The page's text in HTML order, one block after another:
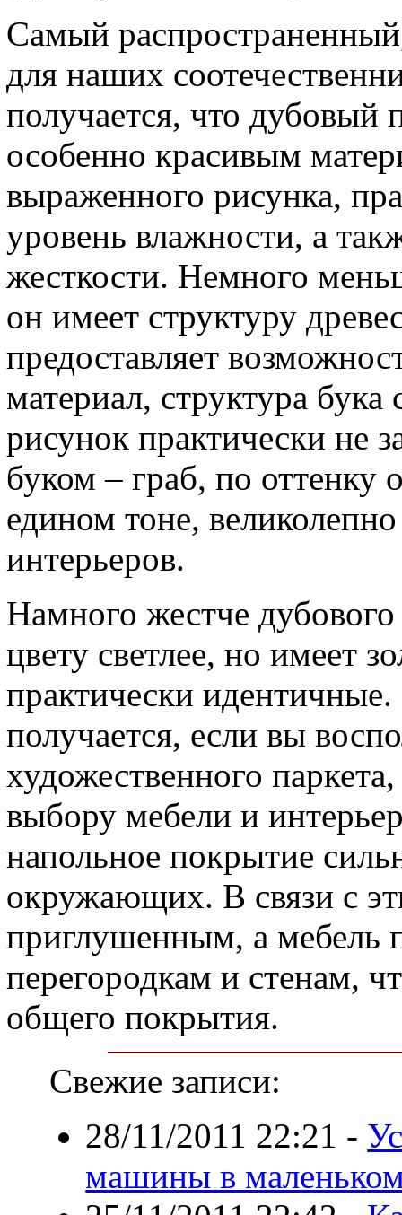
Самый
для наших
получается, что дубовый
особенно красивым
выраженного рисунка,
уровень влажности, а
жесткости. Немного
он имеет структуру
предоставляет
материал, структура бука
рисунок практически не
буком – граб, по оттенку
едином тоне,
интерьеров.
Намного жестче дубового
цвету светлее, но имеет
практически
получается, если вы
художественного
выбору мебели и
напольное покрытие
окружающих. В связи с
приглушенным, а мебель
перегородкам и стенам,
общего покрытия.
Свежие записи:
28/11/2011 22:21 -
машины в